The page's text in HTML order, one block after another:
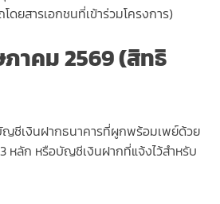
ดยสารเอกชนที่เข้าร่วมโครงการ)
าคม 2569 (สิทธิ
ญชีเงินฝากธนาคารที่ผูกพร้อมเพย์ด้วย
หลัก หรือบัญชีเงินฝากที่แจ้งไว้สำหรับ